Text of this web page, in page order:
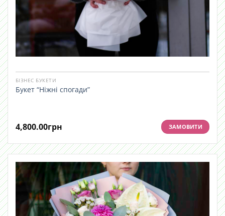
БІЗНЕС БУКЕТИ
Букет “Ніжні спогади”
4,800.00грн ЗАМОВИТИ